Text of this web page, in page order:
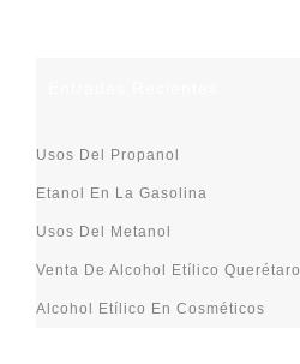
Usos Del Propanol
Etanol En La Gasolina
Usos Del Metanol
Venta De Alcohol Etílico Querétaro
Alcohol Etílico En Cosméticos